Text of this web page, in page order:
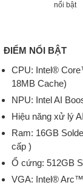
nổi bật
ĐIỂM NỔI BẬT
CPU: Intel®
18MB Cache)
NPU: Intel AI
Hiệu năng xử lý
Ram: 16GB
cấp )
Ổ cứng: 512GB
VGA: Intel®